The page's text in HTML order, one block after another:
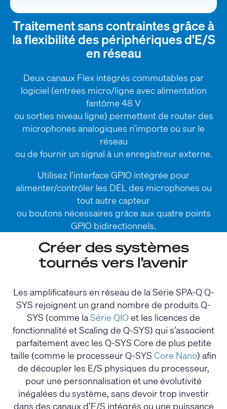
Traitement sans contraintes grâce à
la flexibilité des périphériques d’E/S
en réseau
Deux canaux Flex intégrés commutables par
logiciel (entrées micro/ligne avec alimentation
fantôme 48 V
ou sorties niveau ligne) permettent de router des
microphones analogiques n’importe où sur le
réseau
ou de fournir un signal à un enregistreur externe.
Utilisez l’interface GPIO intégrée pour
alimenter/contrôler les DEL des microphones ou
tout autre capteur
ou boutons nécessaires grâce aux quatre points
GPIO bidirectionnels.
Créer des systèmes
tournés vers l’avenir
Les amplificateurs en réseau de la Série SPA-Q Q-
SYS rejoignent un grand nombre de produits Q-
SYS (comme laSérie QIOet les licences de
fonctionnalité et Scaling de Q-SYS) qui s’associent
parfaitement avec les Q-SYS Core de plus petite
taille (comme le processeur Q-SYS Core Nano) afin
de découpler les E/S physiques du processeur,
pour une personnalisation et une évolutivité
inégalées du système, sans devoir trop investir
dans des canaux d’E/S intégrés ou une puissance